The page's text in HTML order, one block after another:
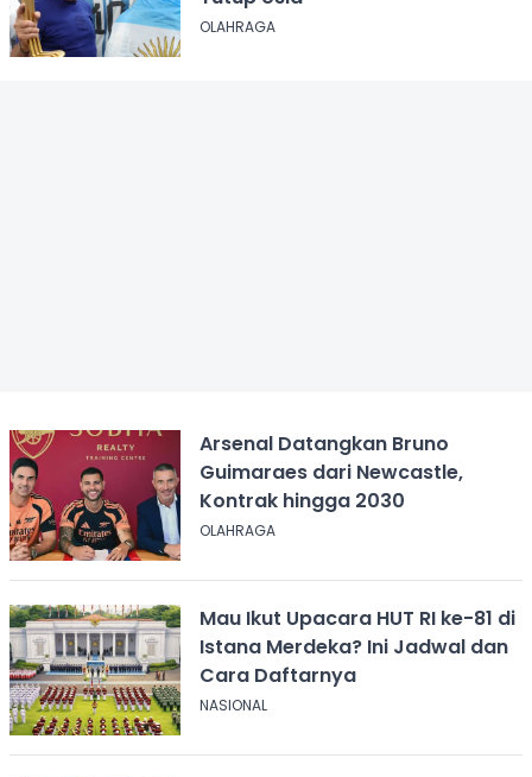
OLAHRAGA
Arsenal Datangkan Bruno
Guimaraes dari Newcastle,
Kontrak hingga 2030
OLAHRAGA
Mau Ikut Upacara HUT RI ke-81 di
Istana Merdeka? Ini Jadwal dan
Cara Daftarnya
NASIONAL